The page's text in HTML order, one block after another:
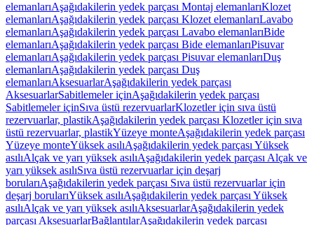
elemanlarıAşağıdakilerin yedek parçası Montaj elemanlarıKlozet
elemanlarıAşağıdakilerin yedek parçası Klozet elemanlarıLavabo
elemanlarıAşağıdakilerin yedek parçası Lavabo elemanlarıBide
elemanlarıAşağıdakilerin yedek parçası Bide elemanlarıPisuvar
elemanlarıAşağıdakilerin yedek parçası Pisuvar elemanlarıDuş
elemanlarıAşağıdakilerin yedek parçası Duş
elemanlarıAksesuarlarAşağıdakilerin yedek parçası
AksesuarlarSabitlemeler içinAşağıdakilerin yedek parçası
Sabitlemeler içinSıva üstü rezervuarlarKlozetler için sıva üstü
rezervuarlar, plastikAşağıdakilerin yedek parçası Klozetler için sıva
üstü rezervuarlar, plastikYüzeye monteAşağıdakilerin yedek parçası
Yüzeye monteYüksek asılıAşağıdakilerin yedek parçası Yüksek
asılıAlçak ve yarı yüksek asılıAşağıdakilerin yedek parçası Alçak ve
yarı yüksek asılıSıva üstü rezervuarlar için deşarj
borularıAşağıdakilerin yedek parçası Sıva üstü rezervuarlar için
deşarj borularıYüksek asılıAşağıdakilerin yedek parçası Yüksek
asılıAlçak ve yarı yüksek asılıAksesuarlarAşağıdakilerin yedek
parçası AksesuarlarBağlantılarAşağıdakilerin yedek parçası